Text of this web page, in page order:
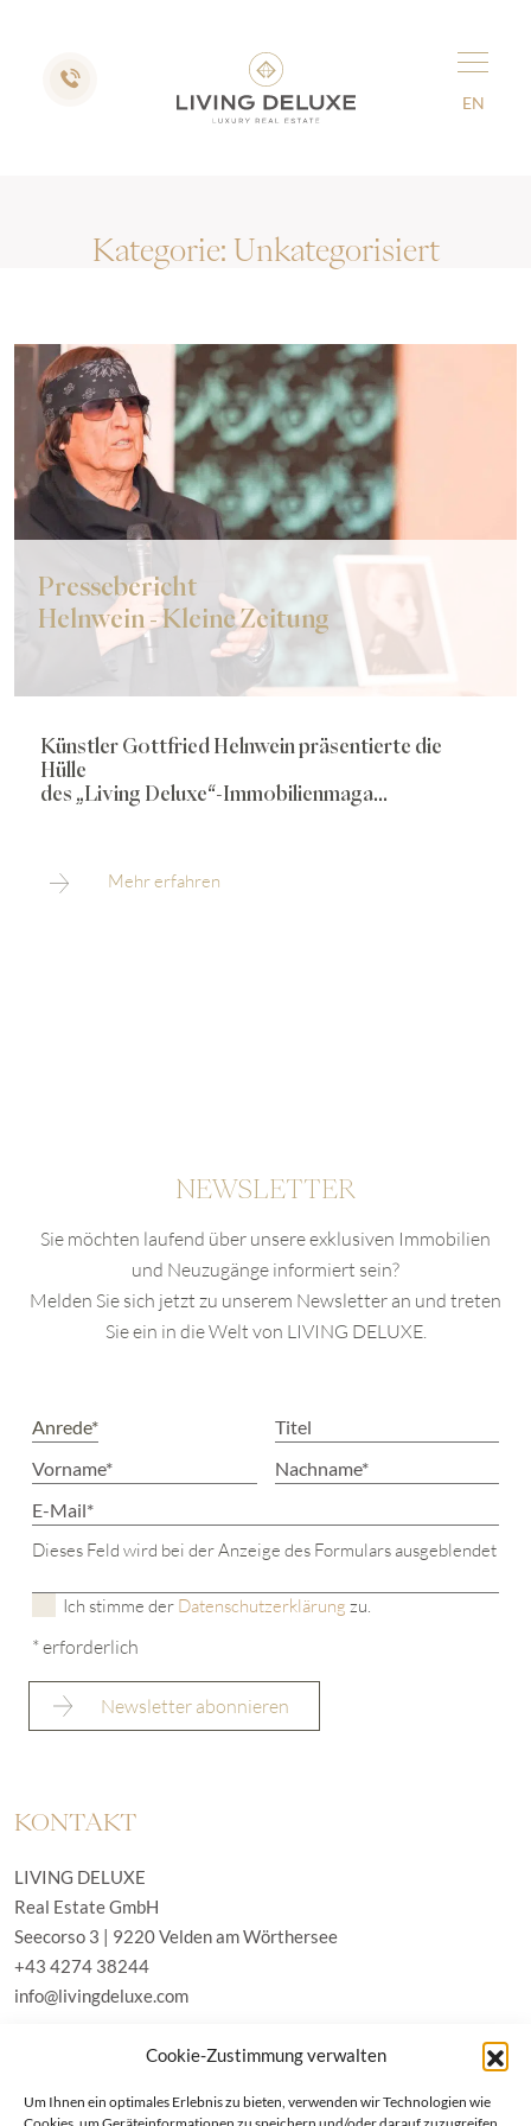
Cookie-Zustimmung verwalten
Um Ihnen ein optimales Erlebnis zu bieten, verwenden wir Technologien wie
EN
Kategorie: Unkategorisiert
Pressebericht
Helnwein - Kleine Zeitung
Künstler Gottfried Helnwein präsentierte die
Hülle
des „Living Deluxe“-Immobilienmaga...
Mehr erfahren
NEWSLETTER
Sie möchten laufend über unsere exklusiven Immobilien
und Neuzugänge informiert sein?
Melden Sie sich jetzt zu unserem Newsletter an und treten
Sie ein in die Welt von LIVING DELUXE.
Dieses Feld wird bei der Anzeige des Formulars ausgeblendet
Ich stimme der Datenschutzerklärung zu.
* erforderlich
KONTAKT
LIVING DELUXE
Real Estate GmbH
Seecorso 3 | 9220 Velden am Wörthersee
+43 4274 38244
info@livingdeluxe.com
Real Estate GmbH